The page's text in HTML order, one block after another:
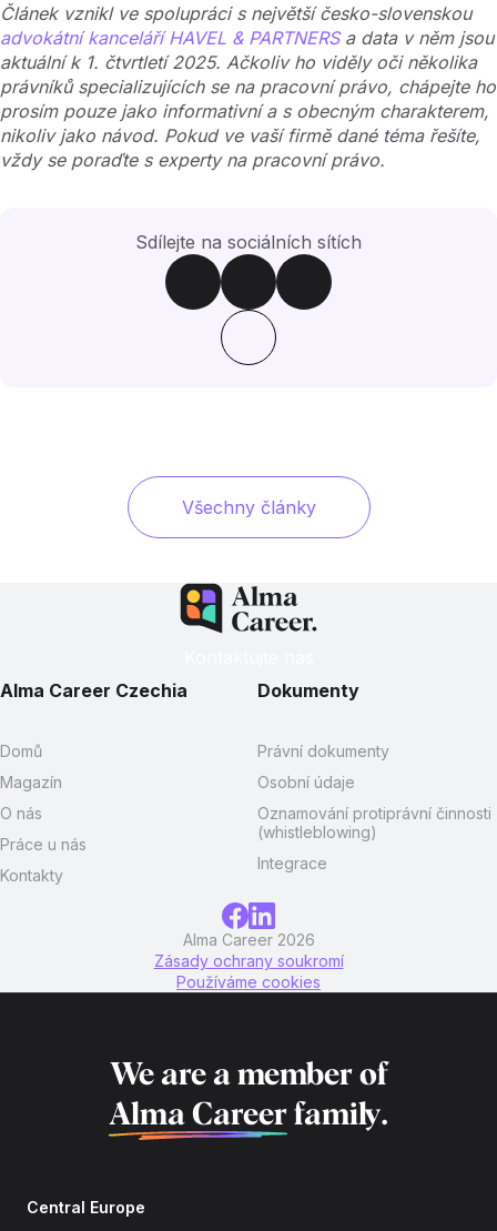
Článek vznikl ve spolupráci s největší česko-slovenskou
advokátní kanceláří HAVEL & PARTNERSa data v něm jsou
aktuální k 1. čtvrtletí 2025. Ačkoliv ho viděly oči několika
právníků specializujících se na pracovní právo, chápejte ho
prosím pouze jako informativní a s obecným charakterem,
nikoliv jako návod. Pokud ve vaší firmě dané téma řešíte,
vždy se poraďte s experty na pracovní právo.
Sdílejte na sociálních sítích
Všechny články
Alma Career Czechia
Domů
Magazín
O nás
Práce u nás
Kontakty
Dokumenty
Právní dokumenty
Osobní údaje
Oznamování protiprávní činnosti
(whistleblowing)
Integrace
Alma Career 2026
Zásady ochrany soukromí
Používáme cookies
We are a member of
Alma Career family.
Central Europe